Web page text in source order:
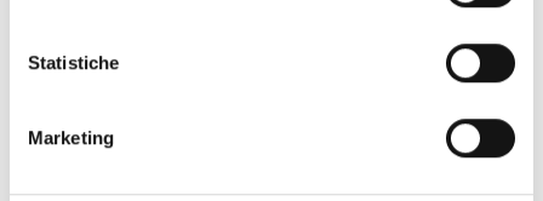
Statistiche
Marketing